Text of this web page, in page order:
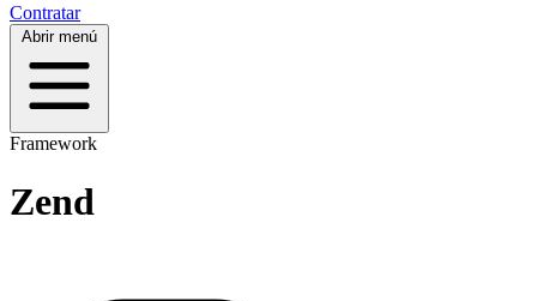
Contratar
Abrir menú
Framework
Zend